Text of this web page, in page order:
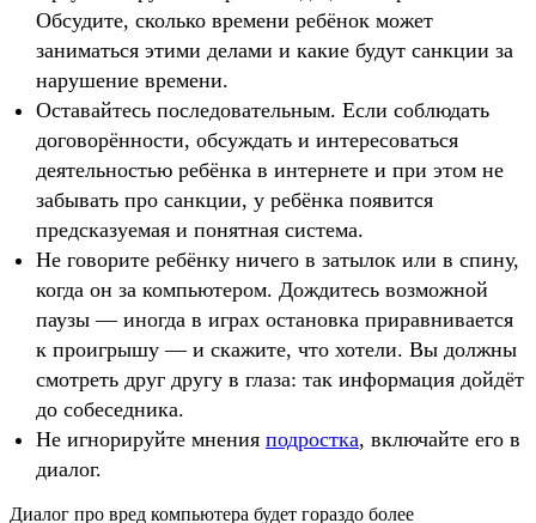
Обсудите, сколько времени ребёнок может
заниматься этими делами и какие будут санкции за
нарушение времени.
Оставайтесь последовательным. Если соблюдать
договорённости, обсуждать и интересоваться
деятельностью ребёнка в интернете и при этом не
забывать про санкции, у ребёнка появится
предсказуемая и понятная система.
Не говорите ребёнку ничего в затылок или в спину,
когда он за компьютером. Дождитесь возможной
паузы — иногда в играх остановка приравнивается
к проигрышу — и скажите, что хотели. Вы должны
смотреть друг другу в глаза: так информация дойдёт
до собеседника.
Не игнорируйте мнения подростка, включайте его в
диалог.
Диалог про вред компьютера будет гораздо более